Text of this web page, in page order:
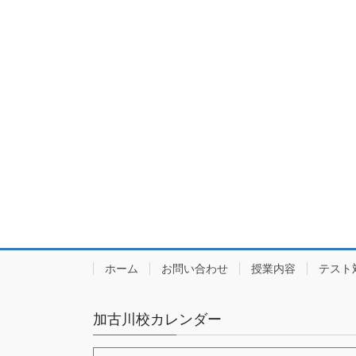
ホーム お問い合わせ 授業内容 テスト
加古川校カレンダー